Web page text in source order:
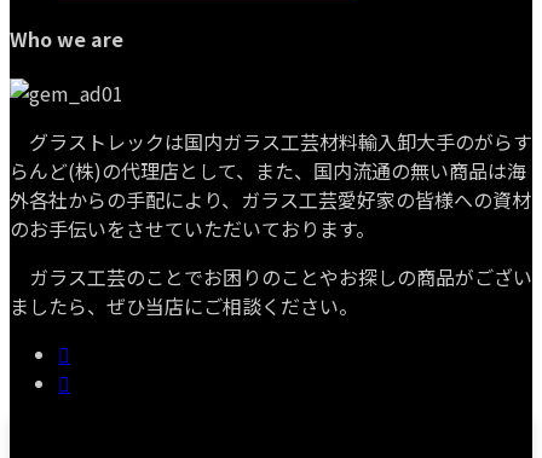
Who we are
グラストレックは国内ガラス工芸材料輸入卸大手のがらす
らんど(株)の代理店として、また、国内流通の無い商品は海
外各社からの手配により、ガラス工芸愛好家の皆様への資材
のお手伝いをさせていただいております。
ガラス工芸のことでお困りのことやお探しの商品がござい
ましたら、ぜひ当店にご相談ください。